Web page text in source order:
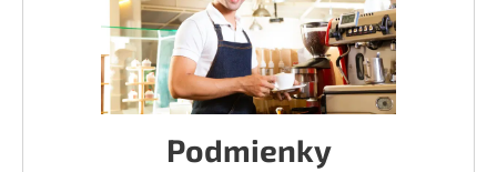
Podmienky